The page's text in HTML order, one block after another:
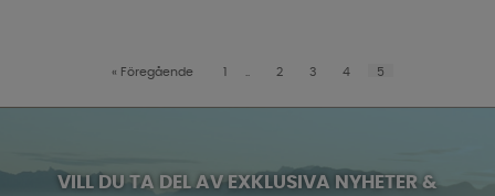
« Föregående 1 2 3 4 5
VILL DU TA DEL AV EXKLUSIVA NYHETER &